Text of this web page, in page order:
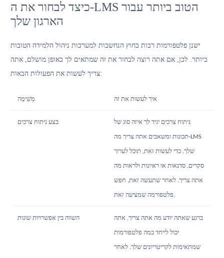
כיצד לבחור את ה-LMS הטוב ביותר עבור
הארגון שלך
ישנן פלטפורמות רבות בחוץ הנחשבות למערכות ניהול הלמידה הטובות
ביותר. לכן, אם אתה רוצה לבחור את זה שמתאים לך באופן מושלם, אתה
צריך לעשות את הפעולות הבאות:
מְשִׁימָה איך לעשות את זה
בצע ניתוח צרכים ניתוח צרכים יגיד לך איזה סוג של
תכונות ומשאבים אתה צריך מה-LMS
שלך. כדי לעשות זאת, תוכל לערוך
סקרים, סדנאות או ראיונות ולראות מה
אתה צריך. לאחר שתעשה זאת, חפש
פלטפורמה שמציעה זאת.
השווה בין אפשרויות שונות ברגע שאתה יודע מה אתה צריך, אתה
יכול לייחד כמה פלטפורמות
שמתאימות לקריטריונים שלך. לאחר